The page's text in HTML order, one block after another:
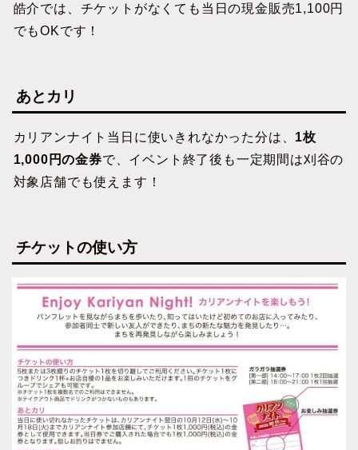
皓介では、チケットがなくても当日の現金販売1,100円
でもOKです！
あとカリ
カリアンナイト当日に使いきれなかった分は、 1枚
1,000円の金券で、イベント終了後も一定期間は刈谷の
対象店舗でも使えます！
チケットの使い方